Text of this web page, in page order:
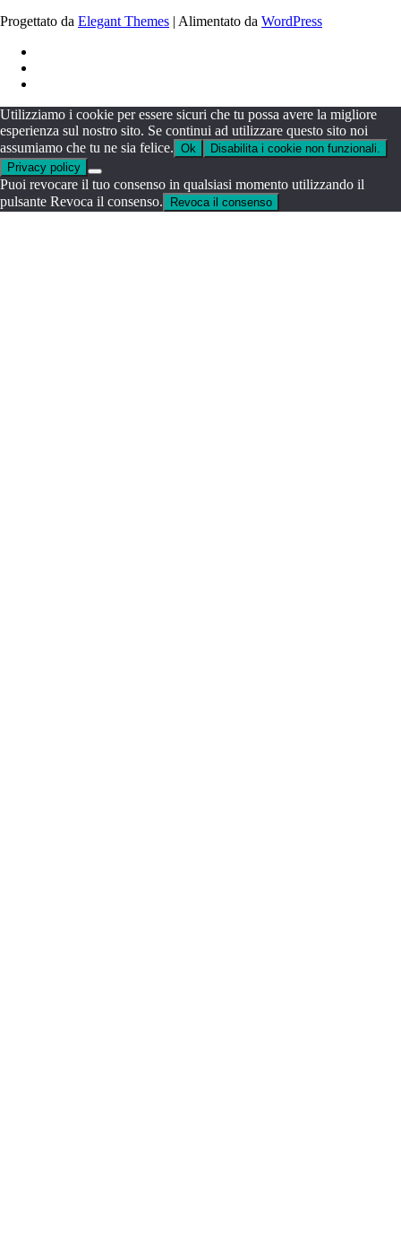
Progettato da Elegant Themes | Alimentato da WordPress
Utilizziamo i cookie per essere sicuri che tu possa avere la migliore
esperienza sul nostro sito. Se continui ad utilizzare questo sito noi
assumiamo che tu ne sia felice. Ok
Disabilita i cookie non funzionali.
Privacy policy
Puoi revocare il tuo consenso in qualsiasi momento utilizzando il
pulsante Revoca il consenso.
Revoca il consenso